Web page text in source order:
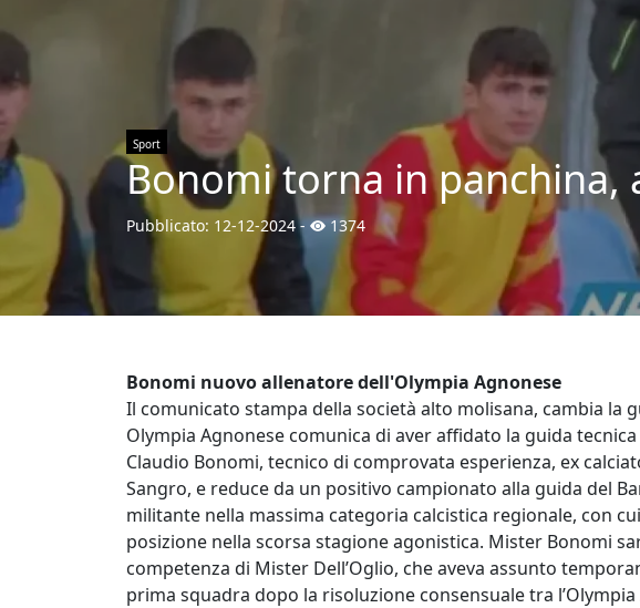
Sport
Bonomi torna in panchina,
Pubblicato: 12-12-2024- 1374
Bonomi nuovo allenatore dell'Olympia Agnonese
Il comunicato stampa della società alto molisana, cambia la
Olympia Agnonese comunica di aver affidato la guida
Claudio Bonomi, tecnico di comprovata esperienza, ex
Sangro, e reduce da un positivo campionato alla guida del
militante nella massima categoria calcistica regionale, con
posizione nella scorsa stagione agonistica. Mister Bonomi
competenza di Mister Dell’Oglio, che aveva assunto
prima squadra dopo la risoluzione consensuale tra